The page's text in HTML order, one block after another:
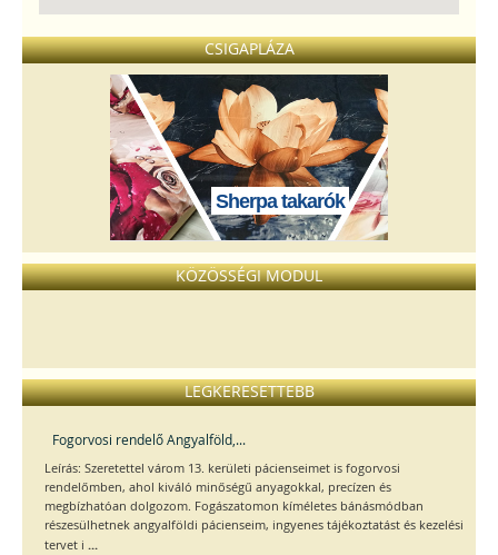
CSIGAPLÁZA
Sherpa takarók
KÖZÖSSÉGI MODUL
LEGKERESETTEBB
Fogorvosi rendelő Angyalföld,...
Leírás: Szeretettel várom 13. kerületi pácienseimet is fogorvosi
rendelőmben, ahol kiváló minőségű anyagokkal, precízen és
megbízhatóan dolgozom. Fogászatomon kíméletes bánásmódban
részesülhetnek angyalföldi pácienseim, ingyenes tájékoztatást és kezelési
tervet i ...